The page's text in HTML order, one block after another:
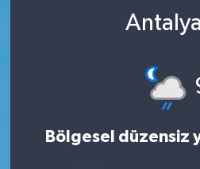
Antalya
Bölgesel düzensiz